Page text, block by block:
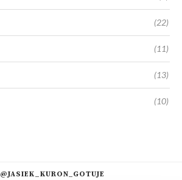
(22)
(11)
(13)
(10)
@JASIEK_KURON_GOTUJE